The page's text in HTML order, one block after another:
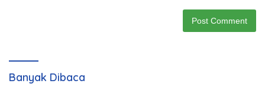
Banyak Dibaca